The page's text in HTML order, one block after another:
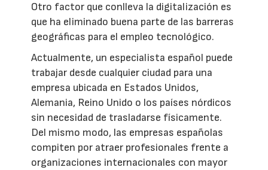
Otro factor que conlleva la digitalización es
que ha eliminado buena parte de las barreras
geográficas para el empleo tecnológico.
Actualmente, un especialista español puede
trabajar desde cualquier ciudad para una
empresa ubicada en Estados Unidos,
Alemania, Reino Unido o los países nórdicos
sin necesidad de trasladarse físicamente.
Del mismo modo, las empresas españolas
compiten por atraer profesionales frente a
organizaciones internacionales con mayor